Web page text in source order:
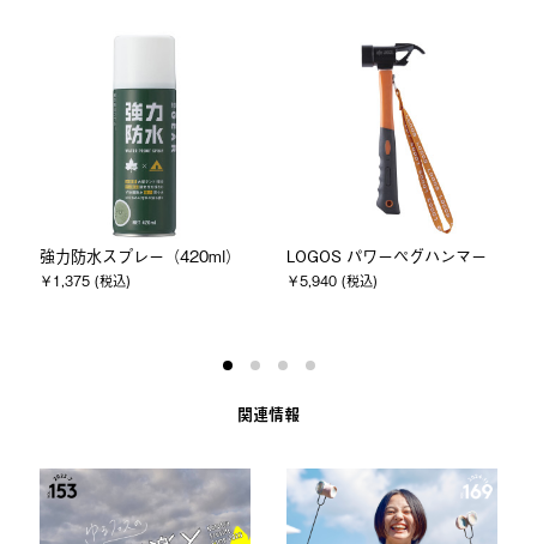
強力防水スプレー（420ml）
￥1,375 (税込)
LOGOS パワーペグハンマー
￥5,940 (税込)
関連情報